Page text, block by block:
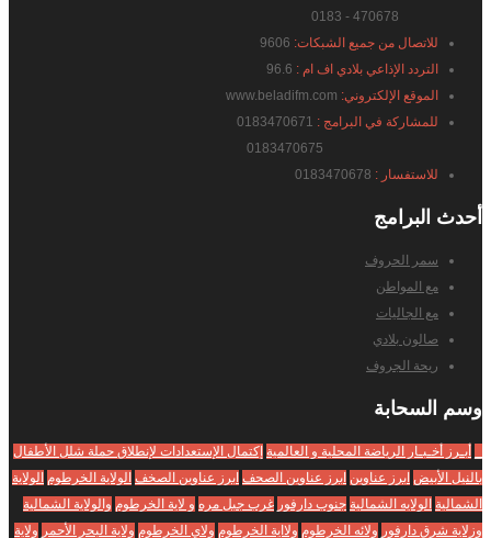
للاتصال من جميع الشبكات:
التردد الإذاعي بلادي اف ام :
الموقع الإلكتروني:
للمشاركة في البرامج :
للاستفسار :
أحدث البرامج
سمر الحروف
مع المواطن
مع الجاليات
صالون بلادي
ريحة الجروف
وسم السحابة
أبـرز أخـبـار الرياضة المحلية و العالمية إكتمال الإستعدادات لإنطلاق حملة شلل الأطفال
بالنيل الأبيض ابرز عناوين ابرز عناوين الصحف ابرز عناوين الصخف الولاية الخرطوم الولاية
الشمالية الولايه الشمالية جنوب دارفور غرب جبل مره و لاية الخرطوم والولاية الشمالية
وزلاية شرق دارفور ولائه الخرطوم ولااية الخرطوم ولاي الخرطوم ولاية البحر الأحمر ولاية